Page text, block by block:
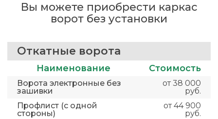
Вы можете приобрести каркас
ворот без установки
Откатные ворота
Наименование Стоимость
Ворота электронные без
зашивки
от 38 000
руб.
Профлист (с одной
стороны)
от 44 900
руб.